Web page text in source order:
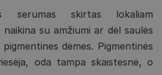
serumas skirtas lokaliam
su amžiumi ar dėl saulės
dėmes. Pigmentinės
oda tampa skaistesnė, o